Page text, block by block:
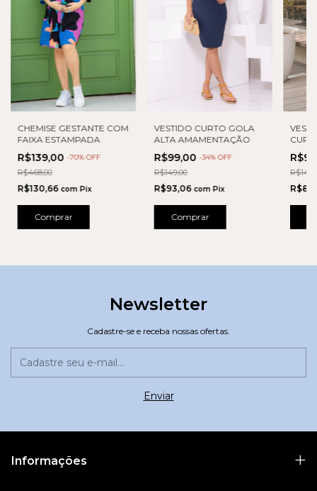
CHEMISE GESTANTE COM
FAIXA ESTAMPADA
R$139,00 -70% OFF
R$468,00
R$130,66 com Pix
Comprar
VESTIDO CURTO GOLA
ALTA AMAMENTAÇÃO
R$99,00 -34% OFF
R$149,00
R$93,06 com Pix
Comprar
Newsletter
Cadastre-se e receba nossas ofertas.
Informações